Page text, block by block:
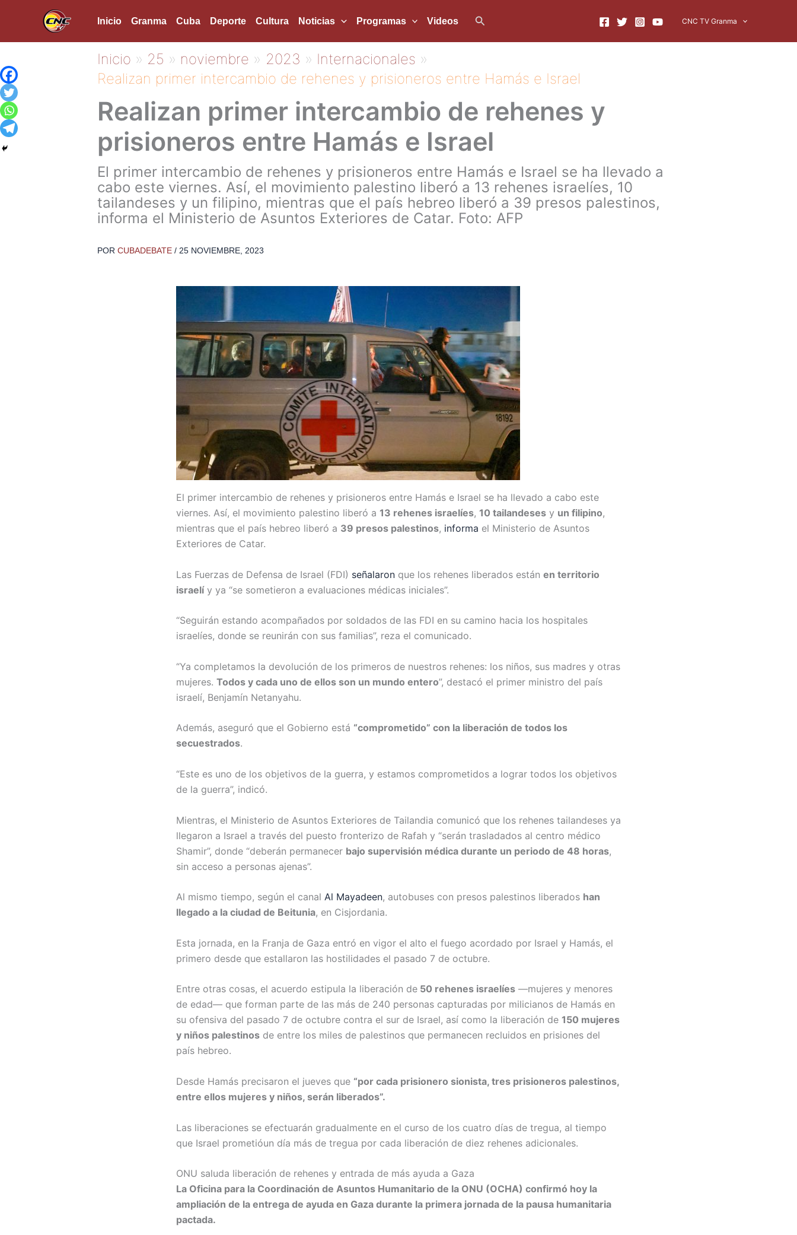
Inicio Granma Cuba Deporte Cultura Noticias Programas Videos Buscar CNC TV Granma
Inicio 25 noviembre 2023
Internacionales
Realizan primer intercambio de rehenes y prisioneros entre Hamás e Israel
Realizan primer intercambio de rehenes y
prisioneros entre Hamás e Israel
El primer intercambio de rehenes y prisioneros entre Hamás e Israel se ha llevado a
cabo este viernes. Así, el movimiento palestino liberó a 13 rehenes israelíes, 10
tailandeses y un filipino, mientras que el país hebreo liberó a 39 presos palestinos,
informa el Ministerio de Asuntos Exteriores de Catar. Foto: AFP
POR CUBADEBATE / 25 NOVIEMBRE, 2023
El primer intercambio de rehenes y prisioneros entre Hamás e Israel se ha llevado a cabo este
viernes. Así, el movimiento palestino liberó a 13 rehenes israelíes, 10 tailandeses y un filipino,
mientras que el país hebreo liberó a 39 presos palestinos, informa el Ministerio de Asuntos
Exteriores de Catar.
Las Fuerzas de Defensa de Israel (FDI) señalaron que los rehenes liberados están en territorio
israelíy ya “se sometieron a evaluaciones médicas iniciales”.
“Seguirán estando acompañados por soldados de las FDI en su camino hacia los hospitales
israelíes, donde se reunirán con sus familias”, reza el comunicado.
“Ya completamos la devolución de los primeros de nuestros rehenes: los niños, sus madres y otras
mujeres. Todos y cada uno de ellos son un mundo entero”, destacó el primer ministro del país
israelí, Benjamín Netanyahu.
Además, aseguró que el Gobierno está “comprometido” con la liberación de todos los
secuestrados.
“Este es uno de los objetivos de la guerra, y estamos comprometidos a lograr todos los objetivos
de la guerra”, indicó.
Mientras, el Ministerio de Asuntos Exteriores de Tailandia comunicó que los rehenes tailandeses ya
llegaron a Israel a través del puesto fronterizo de Rafah y “serán trasladados al centro médico
Shamir”, donde “deberán permanecer bajo supervisión médica durante un periodo de 48 horas,
sin acceso a personas ajenas”.
Al mismo tiempo, según el canal Al Mayadeen, autobuses con presos palestinos liberados han
llegado a la ciudad de Beitunia, en Cisjordania.
Esta jornada, en la Franja de Gaza entró en vigor el alto el fuego acordado por Israel y Hamás, el
primero desde que estallaron las hostilidades el pasado 7 de octubre.
Entre otras cosas, el acuerdo estipula la liberación de 50 rehenes israelíes —mujeres y menores
de edad— que forman parte de las más de 240 personas capturadas por milicianos de Hamás en
su ofensiva del pasado 7 de octubre contra el sur de Israel, así como la liberación de 150 mujeres
y niños palestinos de entre los miles de palestinos que permanecen recluidos en prisiones del
país hebreo.
Desde Hamás precisaron el jueves que “por cada prisionero sionista, tres prisioneros palestinos,
entre ellos mujeres y niños, serán liberados”.
Las liberaciones se efectuarán gradualmente en el curso de los cuatro días de tregua, al tiempo
que Israel prometióun día más de tregua por cada liberación de diez rehenes adicionales.
ONU saluda liberación de rehenes y entrada de más ayuda a Gaza
La Oficina para la Coordinación de Asuntos Humanitario de la ONU (OCHA) confirmó hoy la
ampliación de la entrega de ayuda en Gaza durante la primera jornada de la pausa humanitaria
pactada.